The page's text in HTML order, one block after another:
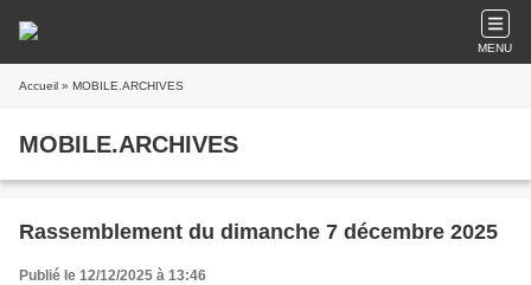
MENU
Accueil » MOBILE.ARCHIVES
MOBILE.ARCHIVES
Rassemblement du dimanche 7 décembre 2025
Publié le 12/12/2025 à 13:46